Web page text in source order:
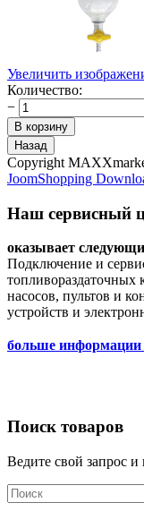
Увеличить
Количество:
−
Copyright
JoomShopping
Наш сервисный
оказывает
Подключение и
топливораздаточных
насосов, пультов и
устройств и
больше информации
Поиск товаров
Ведите свой запрос и